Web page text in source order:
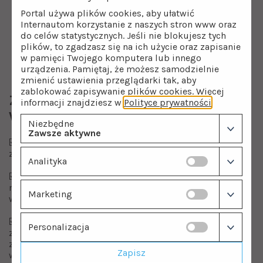
Zalety zbiornika przeponowego
Wimest
☑️ Nowoczesne technologie produkcyjne i wysoka jakość
zastosowanych materiałów.
☑️ Zbiorniki przeponowe można skutecznie stosować do
różnych rodzajów wody, nawet tej o wysokiej zawartości
wapnia czy korozyjnej.
☑️ Pojemność użytkowa zbiornika przeponowego jest
znacznie większa w porównaniu do tradycyjnych
zbiorników bez membrany. Takie rozwiązanie oznacza
większą ilość magazynowanej wody.
Portal używa plików cookies, aby ułatwić
Internautom korzystanie z naszych stron www oraz
do celów statystycznych. Jeśli nie blokujesz tych
plików, to zgadzasz się na ich użycie oraz zapisanie
w pamięci Twojego komputera lub innego
urządzenia. Pamiętaj, że możesz samodzielnie
zmienić ustawienia przeglądarki tak, aby
zablokować zapisywanie plików cookies. Więcej
informacji znajdziesz w Polityce prywatności
Niezbędne
Zawsze aktywne
Analityka
Marketing
Personalizacja
Zapisz